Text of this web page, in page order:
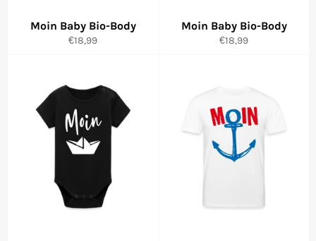
Moin Baby Bio-Body
Normaler
€18,99
Moin Baby Bio-Body
Normaler
€18,99